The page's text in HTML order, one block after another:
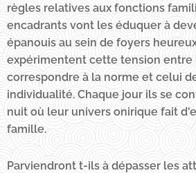
règles relatives aux fonctions
encadrants vont les éduquer à
épanouis au sein de foyers
expérimentent cette tension entre
correspondre à la norme et celui
individualité. Chaque jour ils se
nuit où leur univers onirique fait
famille.
Parviendront t-ils à dépasser les